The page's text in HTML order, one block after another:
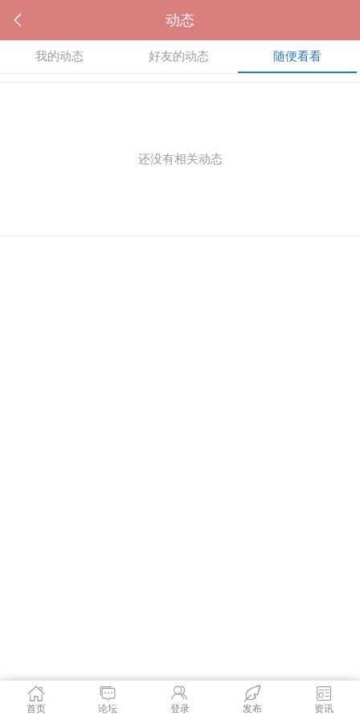
动态
我的动态 好友的动态 随便看看
还没有相关动态
首页 论坛 登录 发布 资讯